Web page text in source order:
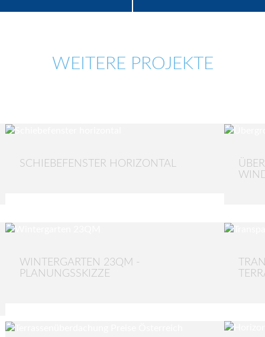
WEITERE PROJEKTE
SCHIEBEFENSTER HORIZONTAL
WINTERGARTEN 23QM -
PLANUNGSSKIZZE